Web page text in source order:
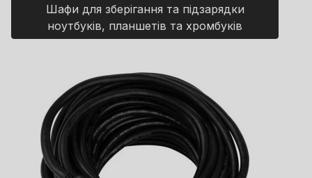
Шафи для зберігання та підзарядки
ноутбуків, планшетів та хромбуків